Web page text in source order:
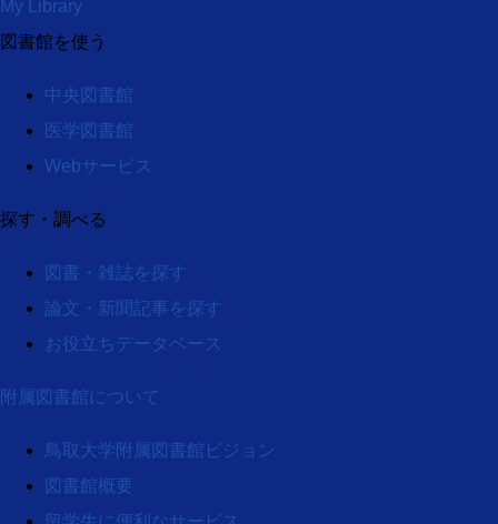
My Library
図書館を使う
中央図書館
医学図書館
Webサービス
探す・調べる
図書・雑誌を探す
論文・新聞記事を探す
お役立ちデータベース
附属図書館について
鳥取大学附属図書館ビジョン
図書館概要